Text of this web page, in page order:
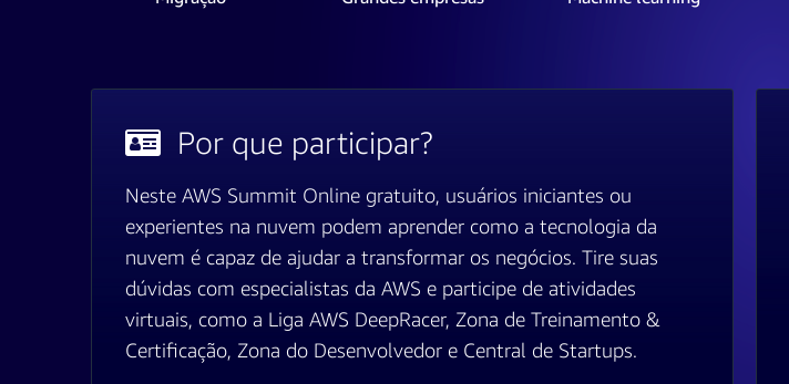
Por que participar?
Neste AWS Summit Online gratuito, usuários iniciantes ou
experientes na nuvem podem aprender como a tecnologia da
nuvem é capaz de ajudar a transformar os negócios. Tire suas
dúvidas com especialistas da AWS e participe de atividades
virtuais, como a Liga AWS DeepRacer, Zona de Treinamento &
Certificação, Zona do Desenvolvedor e Central de Startups.